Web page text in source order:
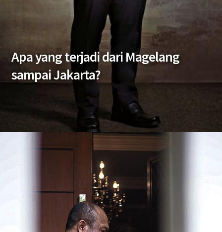
Apa yang terjadi dari Magelang
sampai Jakarta?